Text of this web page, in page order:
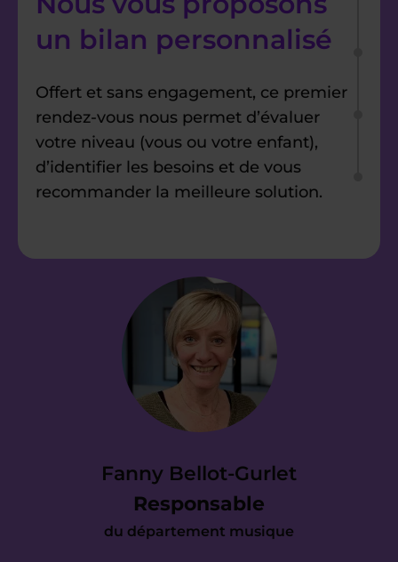
Fanny Bellot-Gurlet
Responsable
du département musique
un bilan personnalisé
Offert et sans engagement, ce premier
rendez-vous nous permet d’évaluer
votre niveau (vous ou votre enfant),
d’identifier les besoins et de vous
recommander la meilleure solution.
Étape 2
Nous vous envoyons
une proposition
d’accompagnement
à vos attentes ? Parfait. Dès
maintenant, nous prenons en charge
toute l’organisation pour mettre en
place votre cours le plus tôt possible.